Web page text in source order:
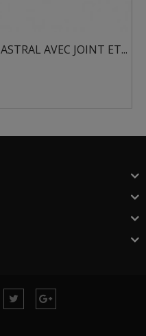
AVEC JOINT ET...